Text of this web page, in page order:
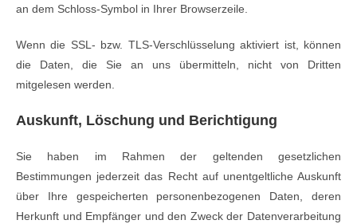
an dem Schloss-Symbol in Ihrer Browserzeile.
Wenn die SSL- bzw. TLS-Verschlüsselung aktiviert ist, können
die Daten, die Sie an uns übermitteln, nicht von Dritten
mitgelesen werden.
Auskunft, Löschung und Berichtigung
Sie haben im Rahmen der geltenden gesetzlichen
Bestimmungen jederzeit das Recht auf unentgeltliche Auskunft
über Ihre gespeicherten personenbezogenen Daten, deren
Herkunft und Empfänger und den Zweck der Datenverarbeitung